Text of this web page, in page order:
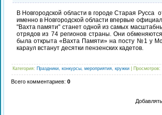
В Новгородской области в городе Старая Русса
именно в Новгородской области впервые
"Вахта памяти" станет одной из самых
отрядов из 74 регионов страны. Они
была открыта «Вахта Памяти» на посту №1 у
караул встанут десятки пензенских кадетов.
Категория: Праздники, конкурсы, мероприятия, кружки Просмотров:
Всего комментариев: 0